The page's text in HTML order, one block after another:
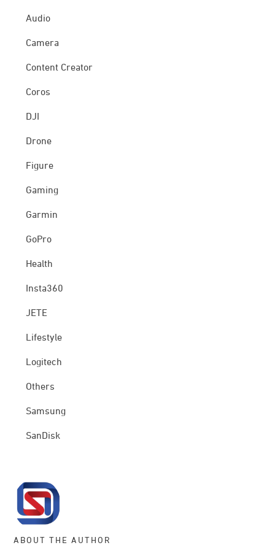
Audio
Camera
Content Creator
Coros
DJI
Drone
Figure
Gaming
Garmin
GoPro
Health
Insta360
JETE
Lifestyle
Logitech
Others
Samsung
SanDisk
ABOUT THE AUTHOR